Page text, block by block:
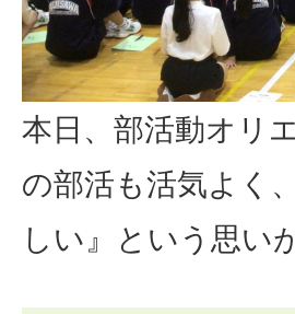
本日、部活動オリ
の部活も活気よく
しい』という思い